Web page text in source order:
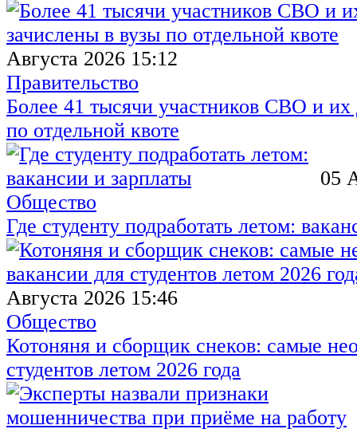
Августа 2026 15:12
Правительство
Более 41 тысячи участников СВО и их
по отдельной квоте
05
Общество
Где студенту подработать летом:
Августа 2026 15:46
Общество
Котоняня и сборщик снеков: самые
студентов летом 2026 года